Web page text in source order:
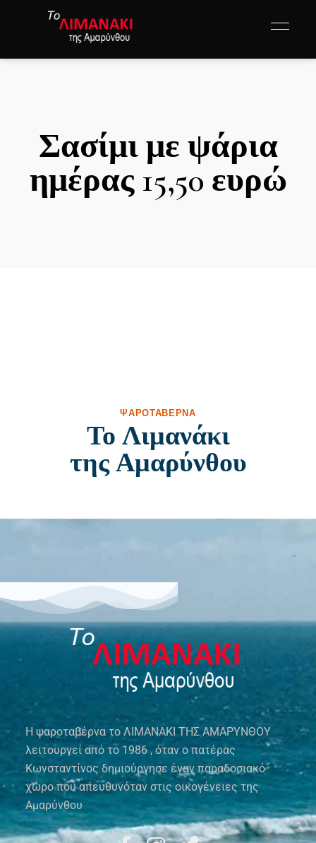
Σασίμι με ψάρια
ημέρας 15,50 ευρώ
ΨΑΡΟΤΑΒΈΡΝΑ
Το Λιμανάκι
της Αμαρύνθου
Η ψαροταβέρνα το ΛΙΜΑΝΑΚΙ ΤΗΣ ΑΜΑΡΥΝΘΟΥ
λειτουργεί από το 1986 , όταν ο πατέρας
Κωνσταντίνος δημιούργησε έναν παραδοσιακό
χώρο που απευθυνόταν στις οικογένειες της
Αμαρύνθου